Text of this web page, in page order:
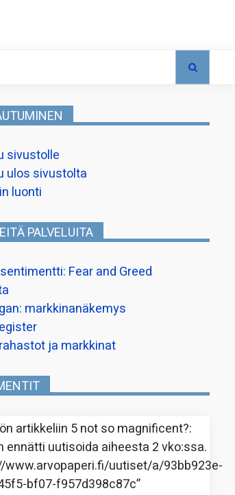
sivustolle
ulos sivustolta
luonti
PALVELUITA
Fear and Greed
markkinanäkemys
ja markkinat
artikkeliin 5 not so magnificent?:
ennätti uutisoida aiheesta 2 vko:ssa.
www.arvopaperi.fi/uutiset/a/93bb923e-
bf07-f957d398c87c”